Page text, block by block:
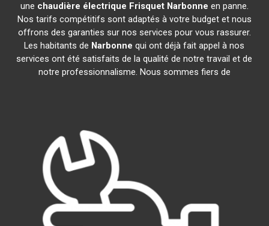
une chaudière électrique Frisquet Narbonne en panne.
Nos tarifs compétitifs sont adaptés à votre budget et nous
offrons des garanties sur nos services pour vous rassurer.
Les habitants de Narbonne qui ont déjà fait appel à nos
services ont été satisfaits de la qualité de notre travail et de
notre professionnalisme. Nous sommes fiers de